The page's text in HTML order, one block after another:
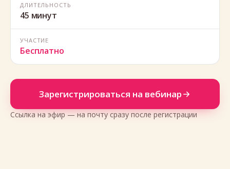
ДЛИТЕЛЬНОСТЬ
45 минут
УЧАСТИЕ
Бесплатно
Зарегистрироваться на вебинар
Ссылка на эфир — на почту сразу после регистрации
открывали салон с нуля»